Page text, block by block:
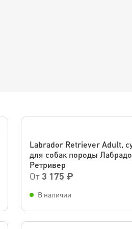
Labrador Retriever Adult,
для собак породы
Ретривер
От 3 175 ₽
В наличии